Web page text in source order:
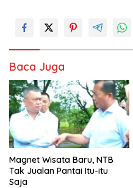
Baca Juga
Magnet Wisata Baru, NTB
Tak Jualan Pantai Itu-itu
Saja